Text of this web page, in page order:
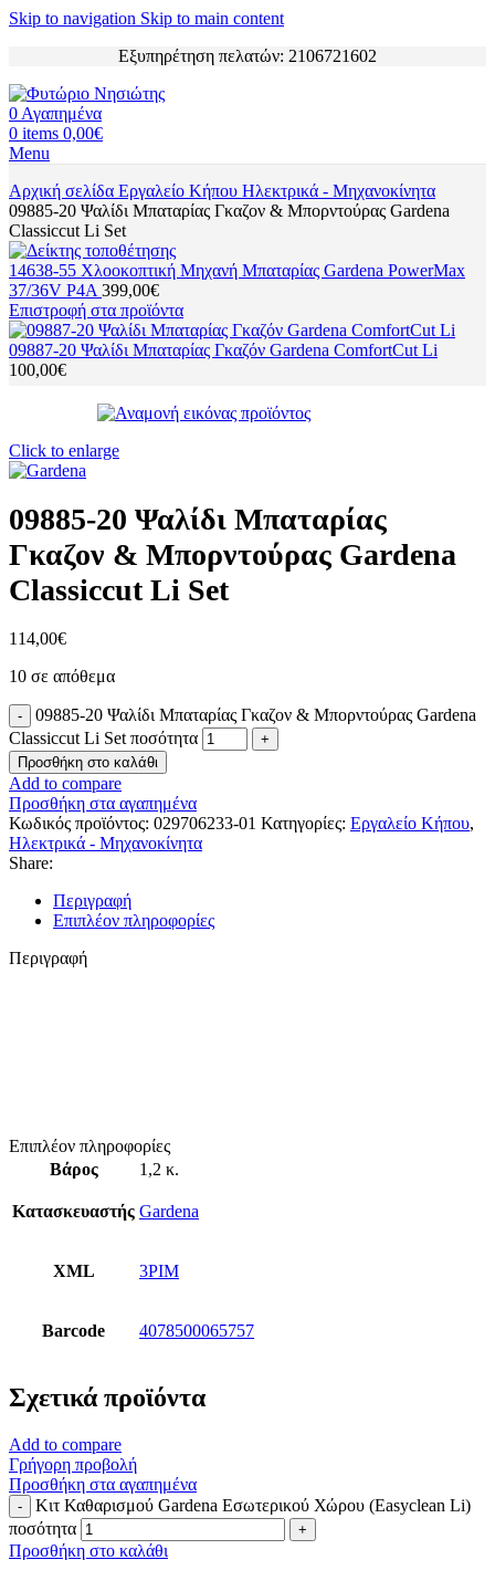
Skip to navigation Skip to main content
Εξυπηρέτηση πελατών: 2106721602
0 Αγαπημένα
0 items 0,00€
Menu
Αρχική σελίδα Εργαλείο Κήπου Ηλεκτρικά - Μηχανοκίνητα
09885-20 Ψαλίδι Μπαταρίας Γκαζον & Μπορντούρας Gardena
Classiccut Li Set
14638-55 Χλοοκοπτική Μηχανή Μπαταρίας Gardena PowerMax
37/36V P4A 399,00€
Επιστροφή στα προϊόντα
09887-20 Ψαλίδι Μπαταρίας Γκαζόν Gardena ComfortCut Li
100,00€
Click to enlarge
09885-20 Ψαλίδι Μπαταρίας
Γκαζον & Μπορντούρας Gardena
Classiccut Li Set
114,00€
10 σε απόθεμα
09885-20 Ψαλίδι Μπαταρίας Γκαζον & Μπορντούρας Gardena
Classiccut Li Set ποσότητα
Προσθήκη στο καλάθι
Add to compare
Προσθήκη στα αγαπημένα
Κωδικός προϊόντος: 029706233-01 Κατηγορίες: Εργαλείο Κήπου,
Ηλεκτρικά - Μηχανοκίνητα
Share:
Περιγραφή
Επιπλέον πληροφορίες
Περιγραφή
Επιπλέον πληροφορίες
Βάρος
1,2 κ.
Κατασκευαστής Gardena
XML 3PIM
Barcode 4078500065757
Σχετικά προϊόντα
Add to compare
Γρήγορη προβολή
Προσθήκη στα αγαπημένα
Κιτ Καθαρισμού Gardena Εσωτερικού Χώρου (Easyclean Li)
ποσότητα
Προσθήκη στο καλάθι